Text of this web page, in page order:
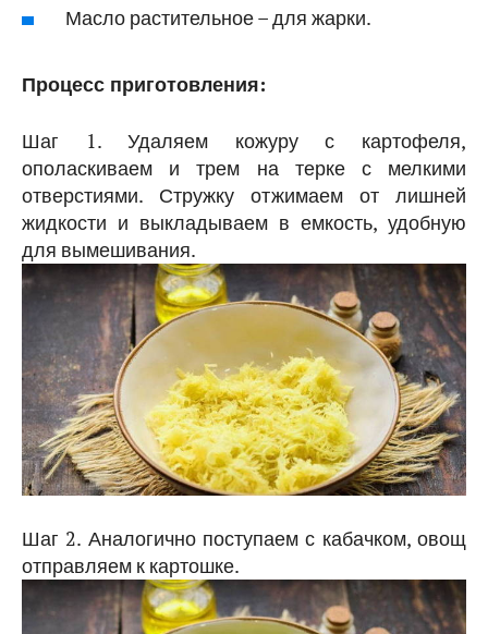
Масло растительное – для жарки.
Процесс приготовления:
Шаг 1. Удаляем кожуру с картофеля,
ополаскиваем и трем на терке с мелкими
отверстиями. Стружку отжимаем от лишней
жидкости и выкладываем в емкость, удобную
для вымешивания.
Шаг 2. Аналогично поступаем с кабачком, овощ
отправляем к картошке.